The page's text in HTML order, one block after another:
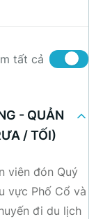
tất cả
- QUẢN
/ TỐI)
viên đón Quý
vực Phố Cổ và
đi du lịch